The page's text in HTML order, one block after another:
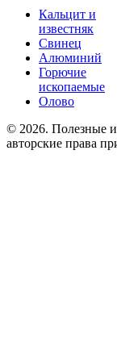
Кальцит и
известняк
Свинец
Алюминий
Горючие
ископаемые
Олово
© 2026. Полезные
авторские права